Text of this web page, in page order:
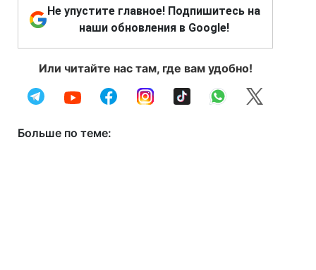
Не упустите главное! Подпишитесь на
наши обновления в Google!
Или читайте нас там, где вам удобно!
Больше по теме: